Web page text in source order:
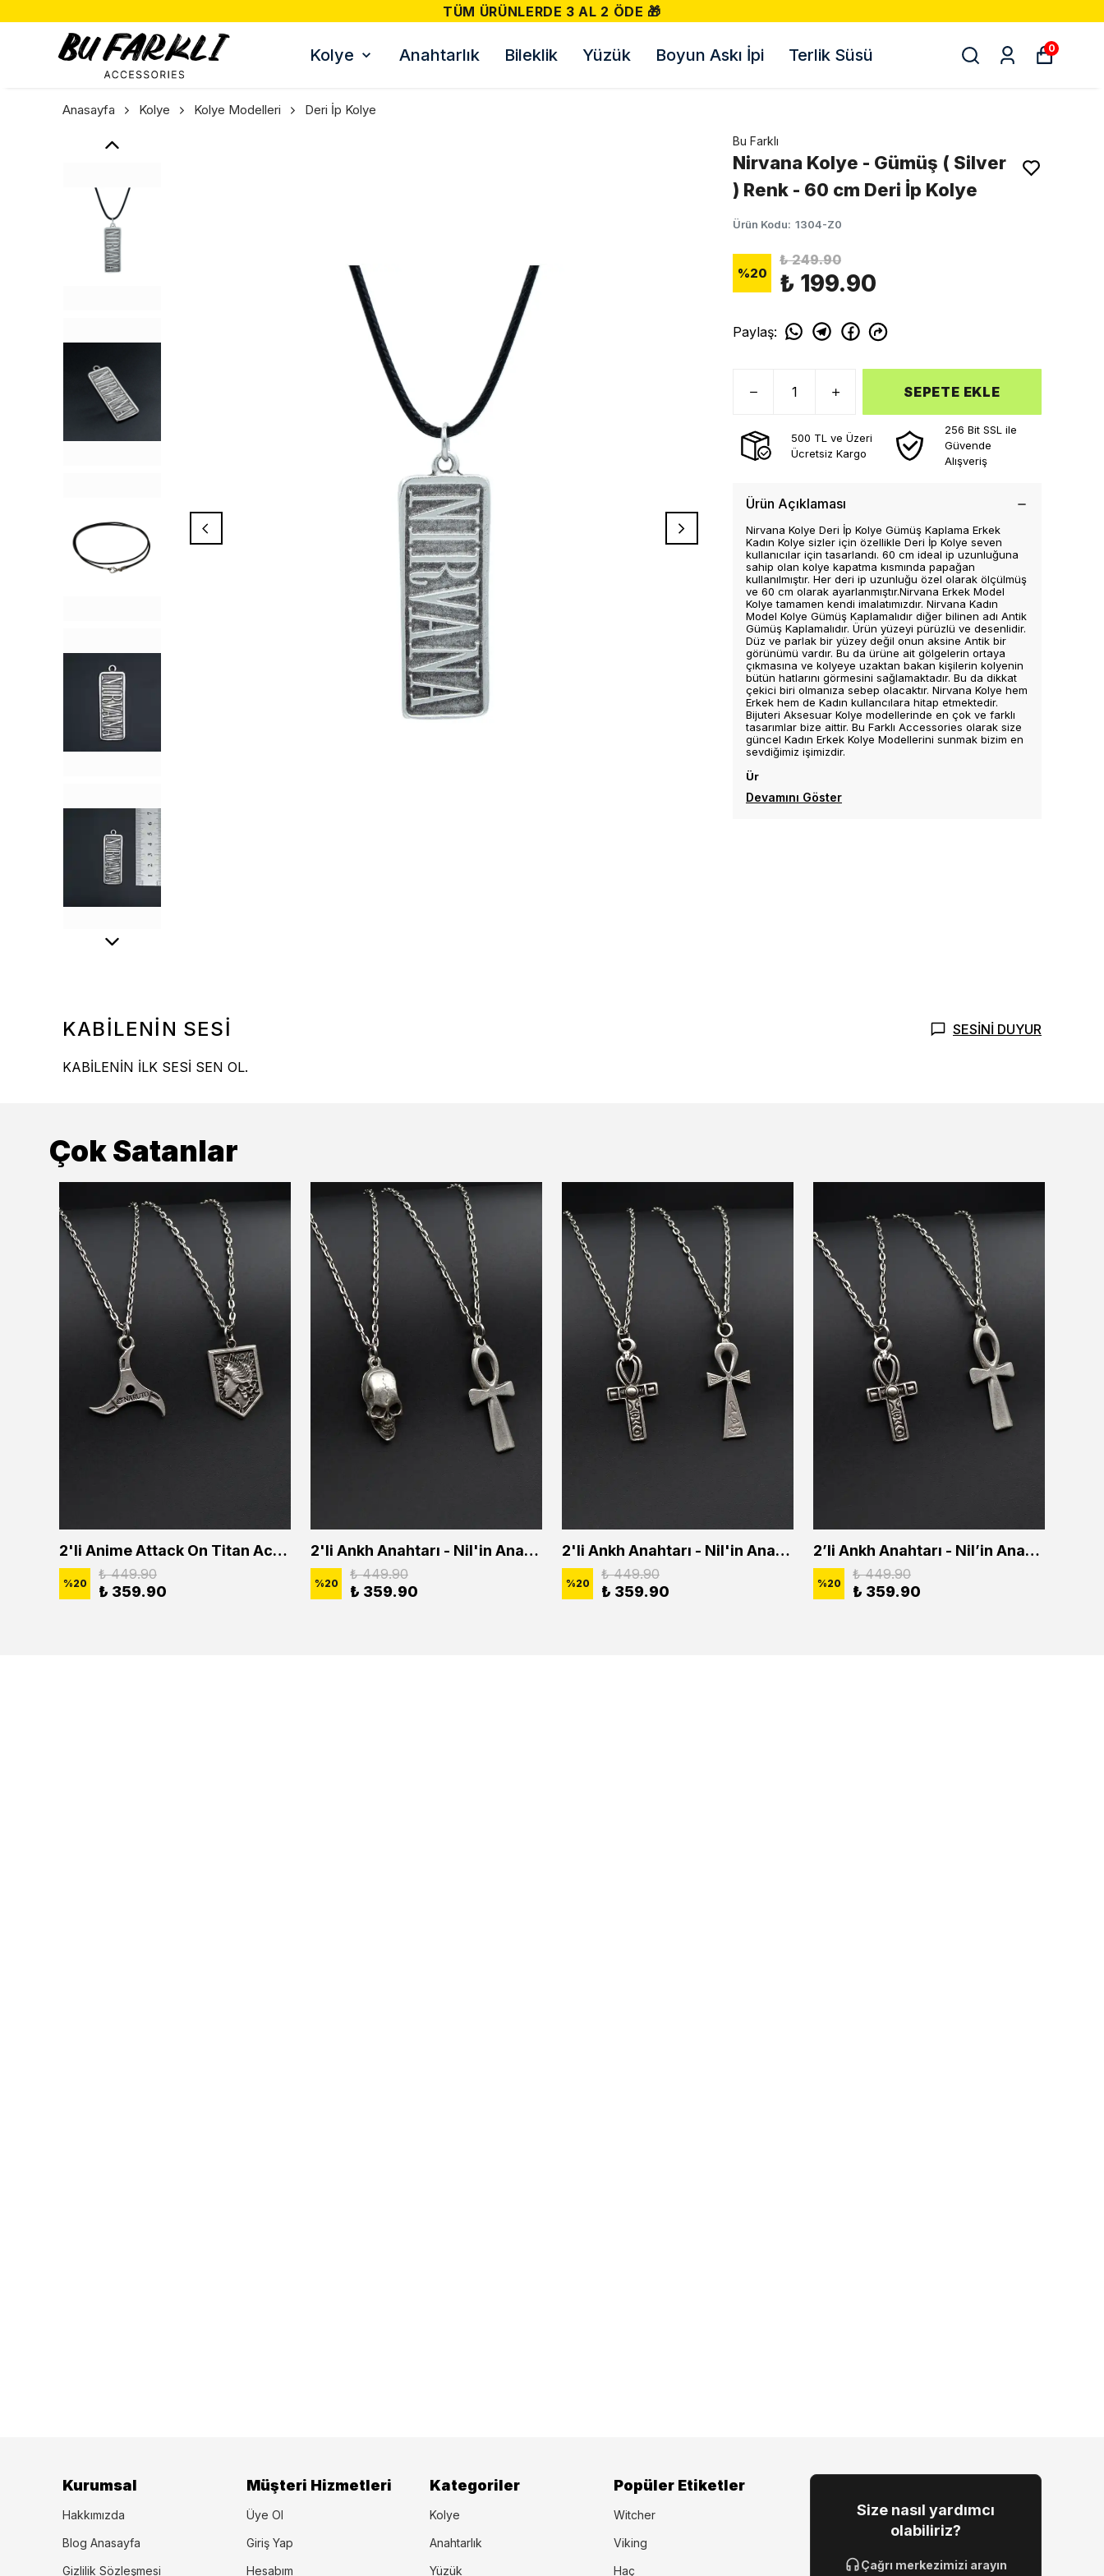
Kolye Anahtarlık Bileklik Yüzük Boyun Askı İpi Terlik Süsü 0
Anasayfa Kolye Kolye Modelleri Deri İp Kolye
Bu Farklı
Nirvana Kolye - Gümüş ( Silver
) Renk - 60 cm Deri İp Kolye
Ürün Kodu: 1304-Z0
%20
₺ 249.90
₺ 199.90
Paylaş:
SEPETE EKLE
500 TL ve Üzeri
Ücretsiz Kargo
256 Bit SSL ile
Güvende
Alışveriş
Ürün Açıklaması
Nirvana Kolye Deri İp Kolye Gümüş Kaplama Erkek
Kadın Kolye sizler için özellikle Deri İp Kolye seven
kullanıcılar için tasarlandı. 60 cm ideal ip uzunluğuna
sahip olan kolye kapatma kısmında papağan
kullanılmıştır. Her deri ip uzunluğu özel olarak ölçülmüş
ve 60 cm olarak ayarlanmıştır.Nirvana Erkek Model
Kolye tamamen kendi imalatımızdır. Nirvana Kadın
Model Kolye Gümüş Kaplamalıdır diğer bilinen adı Antik
Gümüş Kaplamalıdır. Ürün yüzeyi pürüzlü ve desenlidir.
Düz ve parlak bir yüzey değil onun aksine Antik bir
görünümü vardır. Bu da ürüne ait gölgelerin ortaya
çıkmasına ve kolyeye uzaktan bakan kişilerin kolyenin
bütün hatlarını görmesini sağlamaktadır. Bu da dikkat
çekici biri olmanıza sebep olacaktır. Nirvana Kolye hem
Erkek hem de Kadın kullancılara hitap etmektedir.
Bijuteri Aksesuar Kolye modellerinde en çok ve farklı
tasarımlar bize aittir. Bu Farklı Accessories olarak size
güncel Kadın Erkek Kolye Modellerini sunmak bizim en
sevdiğimiz işimizdir.
Ür
Devamını Göster
KABİLENİN SESİ SESİNİ DUYUR
KABİLENİN İLK SESİ SEN OL.
Çok Satanlar
2'li Anime Attack On Titan Acrylic Maria Anime Naruto Erkek Kadın Kolye Seti
%20
₺ 449.90
₺ 359.90
2'li Ankh Anahtarı - Nil'in Anahtarı - Kuru Kafa Erkek Kadın Kolye Seti
%20
₺ 449.90
₺ 359.90
2'li Ankh Anahtarı - Nil'in Anahtarı Erkek Kadın Kolye Seti
%20
₺ 449.90
₺ 359.90
2’li Ankh Anahtarı - Nil’in Anahtarı Erkek Kadın Kolye Seti
%20
₺ 449.90
₺ 359.90
Kurumsal
Hakkımızda
Blog Anasayfa
Gizlilik Sözleşmesi
Müşteri Hizmetleri
Üye Ol
Giriş Yap
Hesabım
Kategoriler
Kolye
Anahtarlık
Yüzük
Popüler Etiketler
Witcher
Viking
Haç
Size nasıl yardımcı
olabiliriz?
Çağrı merkezimizi arayın